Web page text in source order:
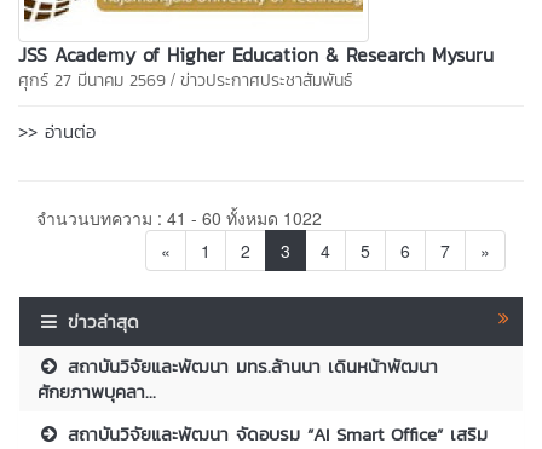
JSS Academy of Higher Education & Research Mysuru
ศุกร์ 27 มีนาคม 2569 / ข่าวประกาศประชาสัมพันธ์
>> อ่านต่อ
จำนวนบทความ : 41 - 60 ทั้งหมด 1022
«
1 2 3 4 5 6 7 »
ข่าวล่าสุด
สถาบันวิจัยและพัฒนา มทร.ล้านนา เดินหน้าพัฒนา
ศักยภาพบุคลา...
สถาบันวิจัยและพัฒนา จัดอบรม “AI Smart Office” เสริม